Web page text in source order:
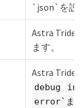
`json`を設
Astra
ます。
Astra
debug
error`ま